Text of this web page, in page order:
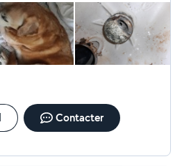
Contacter